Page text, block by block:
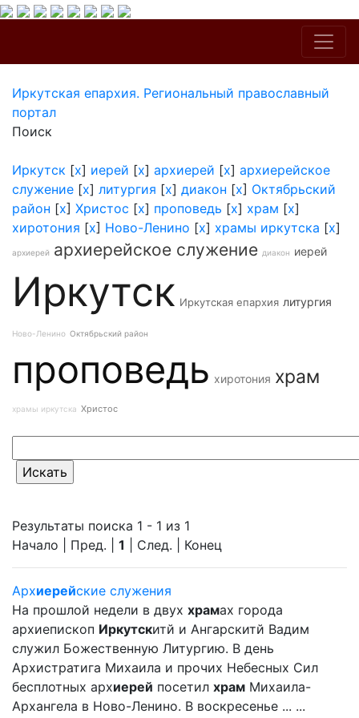
Иркутская епархия. Региональный православный
портал
Поиск
Иркутск [x] иерей [x] архиерей [x] архиерейское
служение [x] литургия [x] диакон [x] Октябрьский
район [x] Христос [x] проповедь [x] храм [x]
хиротония [x] Ново-Ленино [x] храмы иркутска [x]
архиерей архиерейское служение диакон иерей
Иркутск Иркутская епархия литургия
Ново-Ленино Октябрьский район
проповедь хиротония храм
храмы иркутска Христос
Результаты поиска 1 - 1 из 1
Начало | Пред. | 1 | След. | Конец
Архиерейские служения
На прошлой недели в двух храмах города
архиепископ Иркутскитй и Ангарскитй Вадим
служил Божественную Литургию. В день
Архистратига Михаила и прочих Небесных Сил
бесплотных архиерей посетил храм Михаила-
Архангела в Ново-Ленино. В воскресенье ... ...